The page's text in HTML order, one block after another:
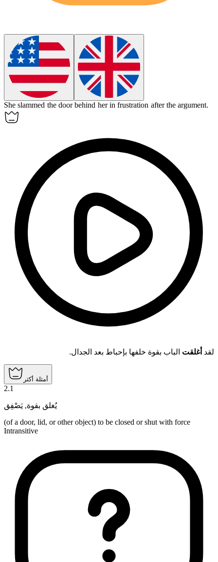
Sheslammed the door behind her in frustration after the argument.
لقد أغلقت الباب بقوة خلفها بإحباط بعد الجدال.
أمثلة أكثر
2.1
يُغلق بقوة,يَصْفِق
(of a door, lid, or other object) to be closed or shut with force
Intransitive